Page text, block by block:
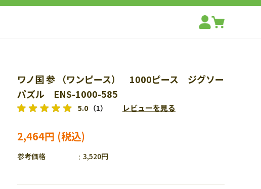
ワノ国 参 （ワンピース） 1000ピース ジグソー
パズル ENS-1000-585
5.0 （1） レビューを見る
2,464円
参考価格 3,520円